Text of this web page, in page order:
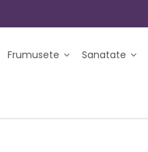
Frumusete Sanatate